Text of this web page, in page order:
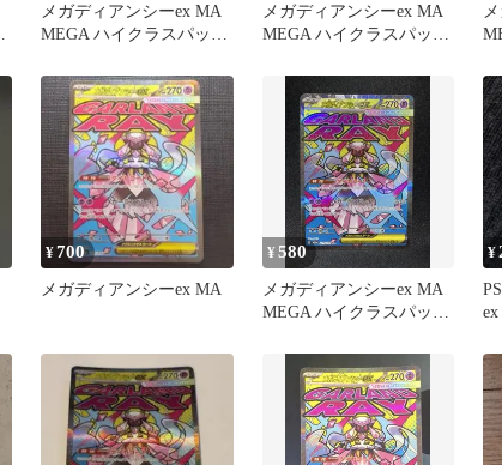
メガディアンシーex MA
MEGA ハイクラスパック
メガディアンシーex MA
MEGA ハイクラスパック
¥700
メガディアンシーex MA
¥580
メガディアンシーex MA
MEGA ハイクラスパック
¥